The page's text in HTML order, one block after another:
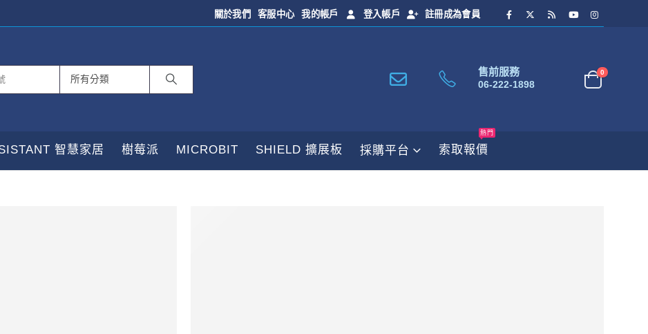
關於我們 客服中心 我的帳戶 登入帳戶 註冊成為會員
售前服務
06-222-1898
0
智慧家居 樹莓派 MICROBIT SHIELD 擴展板 採購平台 索取報價
熱門